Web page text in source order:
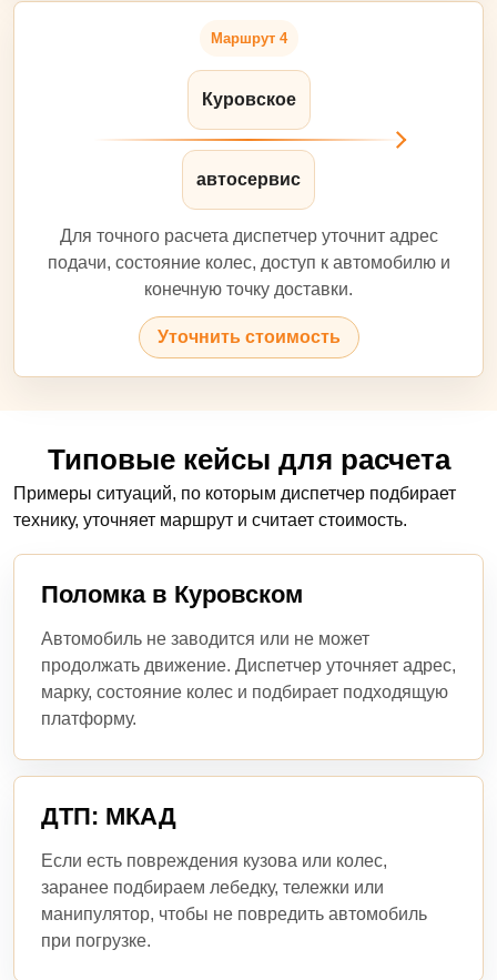
Маршрут 4
Куровское
автосервис
Для точного расчета диспетчер уточнит адрес
подачи, состояние колес, доступ к автомобилю и
конечную точку доставки.
Уточнить стоимость
Типовые кейсы для расчета
Примеры ситуаций, по которым диспетчер подбирает
технику, уточняет маршрут и считает стоимость.
Поломка в Куровском
Автомобиль не заводится или не может
продолжать движение. Диспетчер уточняет адрес,
марку, состояние колес и подбирает подходящую
платформу.
ДТП: МКАД
Если есть повреждения кузова или колес,
заранее подбираем лебедку, тележки или
манипулятор, чтобы не повредить автомобиль
при погрузке.